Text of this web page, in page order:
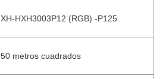
XH-HXH3003P12 (RGB) -P125
50 metros cuadrados